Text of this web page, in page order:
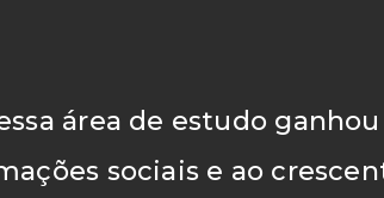
área de estudo
sociais e ao